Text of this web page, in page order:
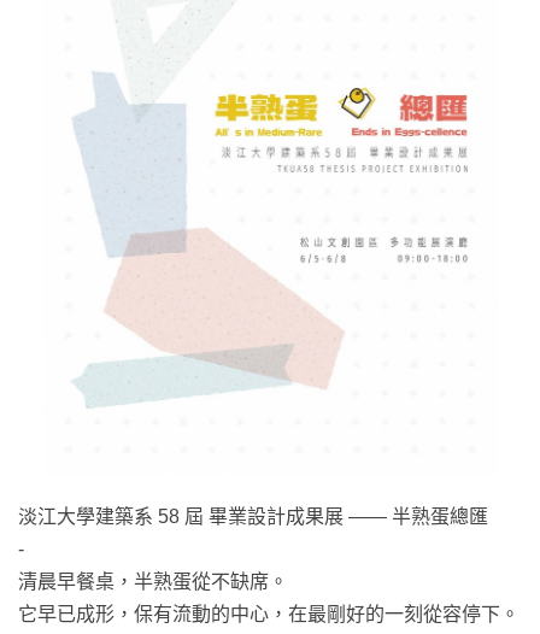
淡江大學建築系 58 屆 畢業設計成果展 —— 半熟蛋總匯
-
清晨早餐桌，半熟蛋從不缺席。
它早已成形，保有流動的中心，在最剛好的一刻從容停下。